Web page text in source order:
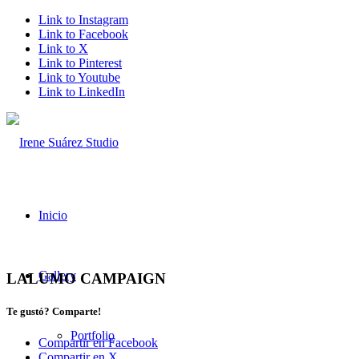
Link to Instagram
Link to Facebook
Link to X
Link to Pinterest
Link to Youtube
Link to LinkedIn
Inicio
Gallery
Portfolio
LALUMO CAMPAIGN
Te gustó? Comparte!
Compartir en Facebook